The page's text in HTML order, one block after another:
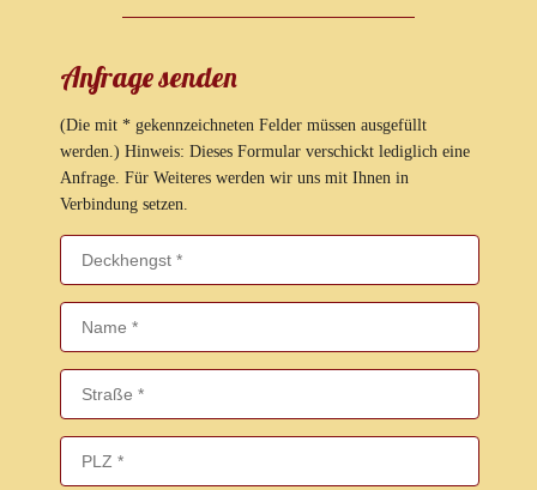
Anfrage senden
(Die mit * gekennzeichneten Felder müssen ausgefüllt
werden.) Hinweis: Dieses Formular verschickt lediglich eine
Anfrage. Für Weiteres werden wir uns mit Ihnen in
Verbindung setzen.